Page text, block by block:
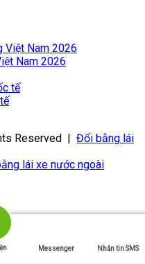
Nam 2026
Reserved | Đổi bằng lái
lái xe nước ngoài
Messenger Nhắn tin SMS